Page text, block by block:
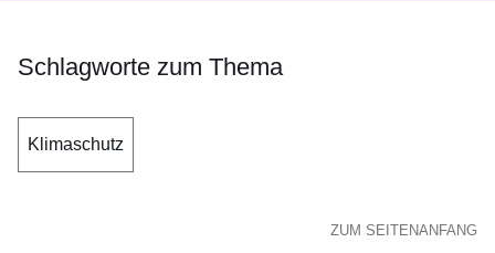
Schlagworte zum Thema
Klimaschutz
ZUM SEITENANFANG